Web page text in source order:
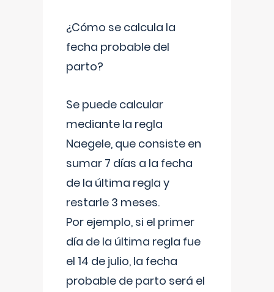
¿Cómo se calcula la
fecha probable del
parto?
Se puede calcular
mediante la regla
Naegele, que consiste en
sumar 7 días a la fecha
de la última regla y
restarle 3 meses.
Por ejemplo, si el primer
día de la última regla fue
el 14 de julio, la fecha
probable de parto será el